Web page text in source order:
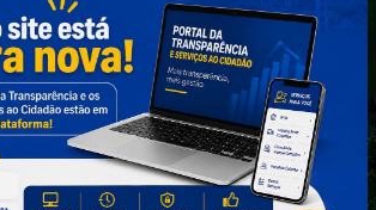
Convocação do Processo Seletivo
n°01/2026 -Motorista
Boletim Informativo –
Tuberculose | Município de Planura-
MG (2025)
Convocação.